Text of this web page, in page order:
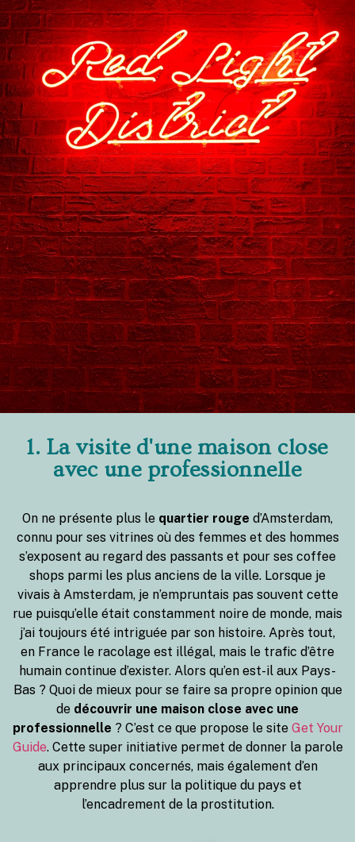
1. La visite d'une maison close
avec une professionnelle
On ne présente plus le quartier rouge d’Amsterdam,
connu pour ses vitrines où des femmes et des hommes
s’exposent au regard des passants et pour ses coffee
shops parmi les plus anciens de la ville. Lorsque je
vivais à Amsterdam, je n’empruntais pas souvent cette
rue puisqu’elle était constamment noire de monde, mais
j’ai toujours été intriguée par son histoire. Après tout,
en France le racolage est illégal, mais le trafic d’être
humain continue d’exister. Alors qu’en est-il aux Pays-
Bas ? Quoi de mieux pour se faire sa propre opinion que
de découvrir une maison close avec une
professionnelle ? C’est ce que propose le site Get Your
Guide. Cette super initiative permet de donner la parole
aux principaux concernés, mais également d’en
apprendre plus sur la politique du pays et
l’encadrement de la prostitution.